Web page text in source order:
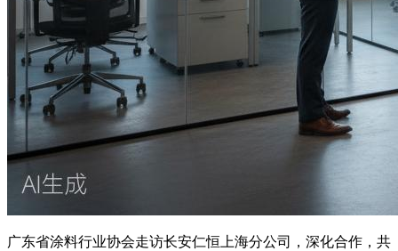
广东省涂料行业协会走访长安仁恒上海分公司，深化合作，共